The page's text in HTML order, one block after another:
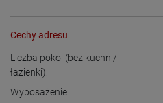
Cechy adresu
Liczba pokoi (bez kuchni/
łazienki):
Wyposażenie: